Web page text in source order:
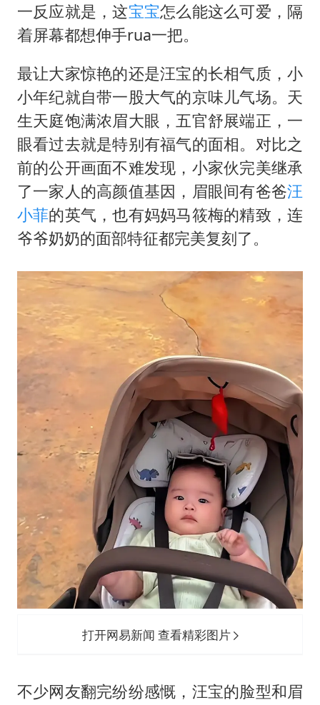
一反应就是，这宝宝怎么能这么可爱，隔
着屏幕都想伸手rua一把。
最让大家惊艳的还是汪宝的长相气质，小
小年纪就自带一股大气的京味儿气场。天
生天庭饱满浓眉大眼，五官舒展端正，一
眼看过去就是特别有福气的面相。对比之
前的公开画面不难发现，小家伙完美继承
了一家人的高颜值基因，眉眼间有爸爸汪
小菲的英气，也有妈妈马筱梅的精致，连
爷爷奶奶的面部特征都完美复刻了。
打开网易新闻 查看精彩图片
不少网友翻完纷纷感慨，汪宝的脸型和眉